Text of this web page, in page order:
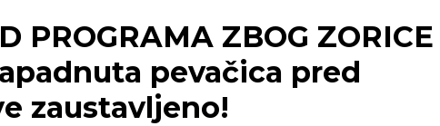
PROGRAMA ZBOG ZORICE
pevačica pred
zaustavljeno!